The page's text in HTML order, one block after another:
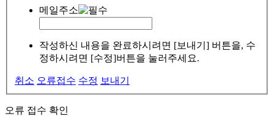
메일주소
작성하신 내용을 완료하시려면 [보내기] 버튼을, 수
정하시려면 [수정]버튼을 눌러주세요.
취소 오류접수 수정 보내기
오류 접수 확인